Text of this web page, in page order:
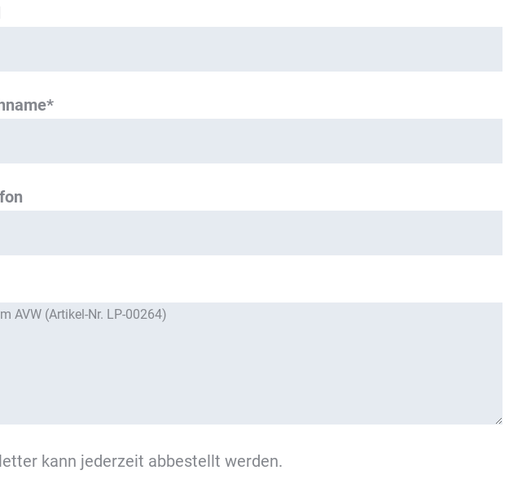
kann jederzeit abbestellt werden.